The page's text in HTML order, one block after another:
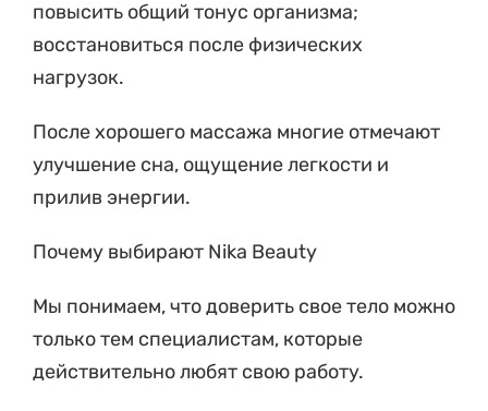
повысить общий тонус организма;
восстановиться после физических
нагрузок.
После хорошего массажа многие отмечают
улучшение сна, ощущение легкости и
прилив энергии.
Почему выбирают Nika Beauty
Мы понимаем, что доверить свое тело можно
только тем специалистам, которые
действительно любят свою работу.